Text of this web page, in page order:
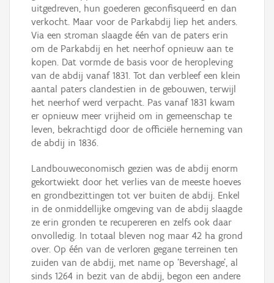
uitgedreven, hun goederen geconfisqueerd en dan
verkocht. Maar voor de Parkabdij liep het anders.
Via een stroman slaagde één van de paters erin
om de Parkabdij en het neerhof opnieuw aan te
kopen. Dat vormde de basis voor de heropleving
van de abdij vanaf 1831. Tot dan verbleef een klein
aantal paters clandestien in de gebouwen, terwijl
het neerhof werd verpacht. Pas vanaf 1831 kwam
er opnieuw meer vrijheid om in gemeenschap te
leven, bekrachtigd door de officiële herneming van
de abdij in 1836.
Landbouweconomisch gezien was de abdij enorm
gekortwiekt door het verlies van de meeste hoeves
en grondbezittingen tot ver buiten de abdij. Enkel
in de onmiddellijke omgeving van de abdij slaagde
ze erin gronden te recupereren en zelfs ook daar
onvolledig. In totaal bleven nog maar 42 ha grond
over. Op één van de verloren gegane terreinen ten
zuiden van de abdij, met name op ‘Bevershage’, al
sinds 1264 in bezit van de abdij, begon een andere